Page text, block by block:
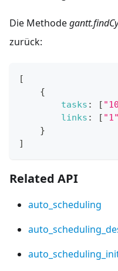
Die Methode
zurück:
[
{
tasks : [
links : [ "1"
}
]
Related API
auto_scheduling